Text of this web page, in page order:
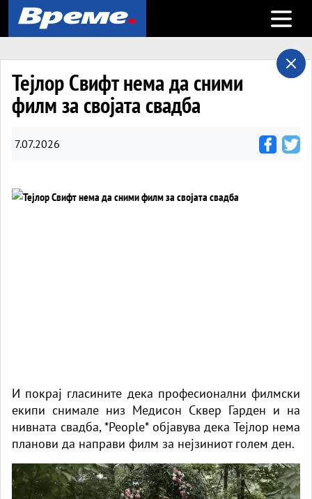
Open
Тејлор Свифт нема да сними
филм за својата свадба
7.07.2026
И покрај гласините дека професионални филмски
екипи снимале низ Медисон Сквер Гарден и на
нивната свадба, *People* објавува дека Тејлор нема
планови да направи филм за нејзиниот голем ден.